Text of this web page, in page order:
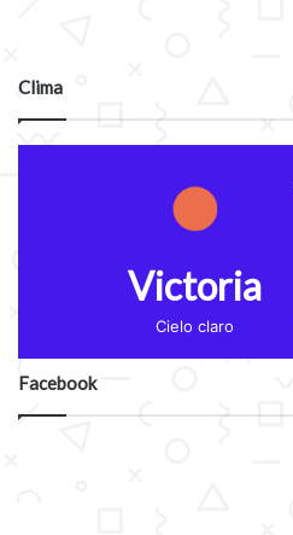
Clima
Victoria
Cielo claro
Facebook